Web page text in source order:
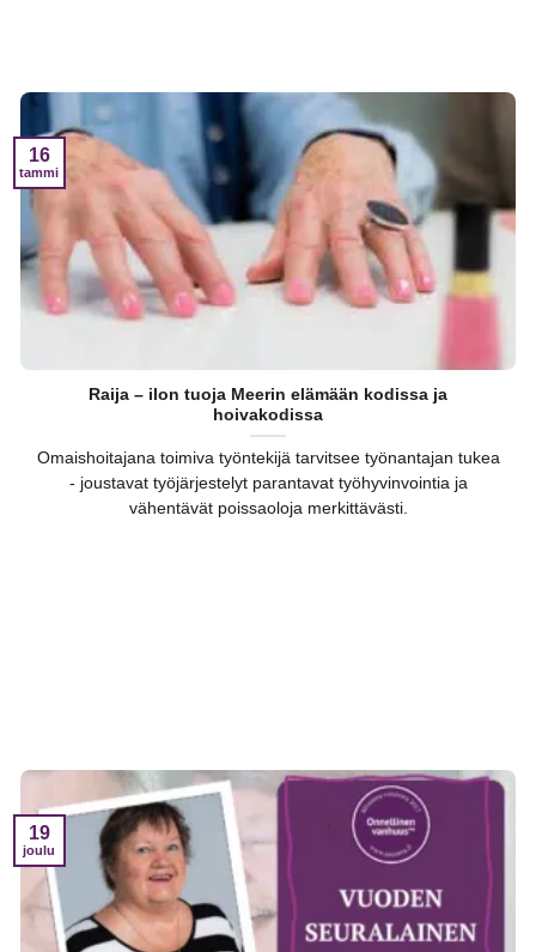
Raija – ilon tuoja Meerin elämään kodissa ja
hoivakodissa
Omaishoitajana toimiva työntekijä tarvitsee työnantajan tukea
- joustavat työjärjestelyt parantavat työhyvinvointia ja
vähentävät poissaoloja merkittävästi.
16
tammi
19
joulu